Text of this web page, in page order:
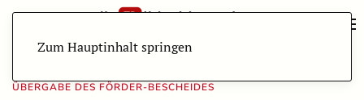
Zum Hauptinhalt springen
ÜBERGABE DES FÖRDER-BESCHEIDES